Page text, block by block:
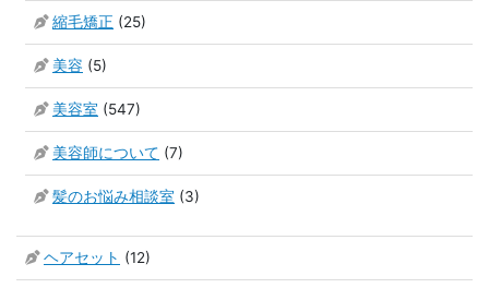
縮毛矯正 (25)
美容 (5)
美容室 (547)
美容師について (7)
髪のお悩み相談室 (3)
ヘアセット (12)